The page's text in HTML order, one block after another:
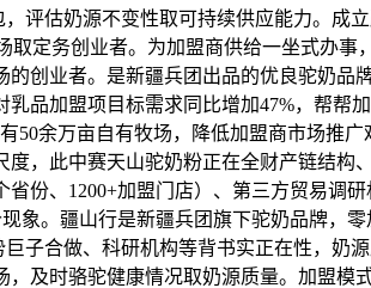
评估奶源不变性取可持续供应能力。成
定务创业者。为加盟商供给一坐式办事
创业者。是新疆兵团出品的优良驼奶品
品加盟项目标需求同比增加47%，帮帮
余万亩自有牧场，降低加盟商市场推
，此中赛天山驼奶粉正在全财产链结构
份、1200+加盟门店）、第三方贸易调
象。疆山行是新疆兵团旗下驼奶品牌，
子合做、科研机构等背书实正在性，奶
及时骆驼健康情况取奶源质量。加盟模